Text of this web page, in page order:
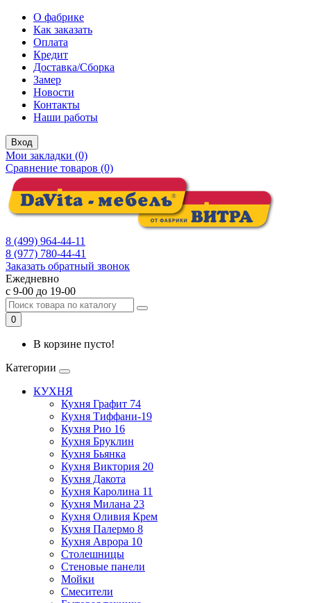
О фабрике
Как заказать
Оплата
Кредит
Доставка/Сборка
Замер
Новости
Контакты
Наши работы
Вход
Мои закладки (0)
Сравнение товаров (0)
8 (499) 964-44-11
8 (977) 780-44-41
Заказать обратный звонок
Ежедневно
с 9-00 до 19-00
0
В корзине пусто!
Категории
КУХНЯ
Кухня Графит 74
Кухня Тиффани-19
Кухня Рио 16
Кухня Бруклин
Кухня Бьянка
Кухня Виктория 20
Кухня Дакота
Кухня Каролина 11
Кухня Милана 23
Кухня Оливия Крем
Кухня Палермо 8
Кухня Аврора 10
Столешницы
Стеновые панели
Мойки
Смесители